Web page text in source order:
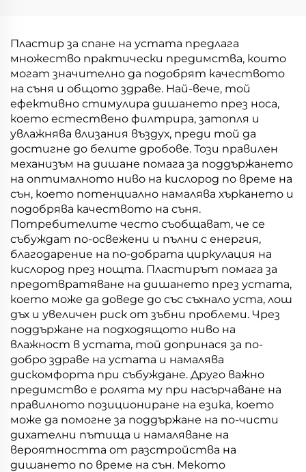
за Устни при Спяне
Пластир за спане на устата предлага
множество практически предимства, които
могат значително да подобрят качеството
на съня и общото здраве. Най-вече, той
ефективно стимулира дишането през носа,
което естествено филтрира, затопля и
увлажнява влизания въздух, преди той да
достигне до белите дробове. Този правилен
механизъм на дишане помага за поддържането
на оптималното ниво на кислород по време на
сън, което потенциално намалява хъркането и
подобрява качеството на съня.
Потребителите често съобщават, че се
събуждат по-освежени и пълни с енергия,
благодарение на по-добрата циркулация на
кислород през нощта. Пластирът помага за
предотвратяване на дишането през устата,
което може да доведе до със съхнало уста, лош
дъх и увеличен риск от зъбни проблеми. Чрез
поддържане на подходящото ниво на
влажност в устата, той допринася за по-
добро здраве на устата и намалява
дискомфорта при събуждане. Друго важно
предимство е ролята му при насърчаване на
правилното позициониране на езика, което
може да помогне за поддържане на по-чисти
дихателни пътища и намаляване на
вероятността от разстройства на
дишането по време на сън. Мекото